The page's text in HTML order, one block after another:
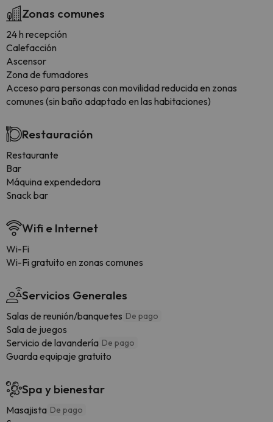
Zonas comunes
24 h recepción
Calefacción
Ascensor
Zona de fumadores
Acceso para personas con movilidad reducida en zonas
comunes (sin baño adaptado en las habitaciones)
Restauración
Restaurante
Bar
Máquina expendedora
Snack bar
Wifi e Internet
Wi-Fi
Wi-Fi gratuito en zonas comunes
Servicios Generales
Salas de reunión/banquetes De pago
Sala de juegos
Servicio de lavandería De pago
Guarda equipaje gratuito
Spa y bienestar
Masajista De pago